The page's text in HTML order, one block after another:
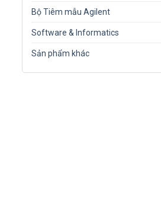
Bộ Tiêm mẫu Agilent
Software & Informatics
Sản phẩm khác